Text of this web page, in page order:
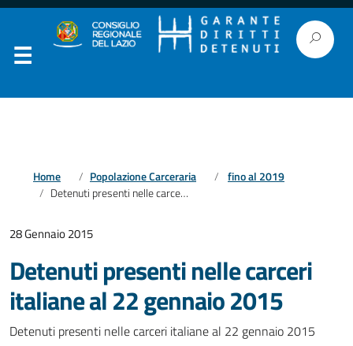
Home Popolazione Carceraria
fino al 2019
Detenuti presenti nelle carceri italiane al 22 gennaio 2015
28 Gennaio 2015
Detenuti presenti nelle carceri
italiane al 22 gennaio 2015
Detenuti presenti nelle carceri italiane al 22 gennaio 2015